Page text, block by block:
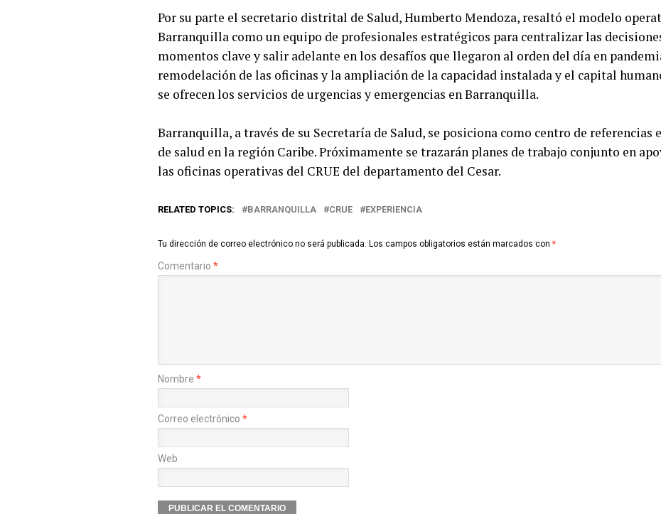
Por su parte el secretario distrital de Salud, Humberto Mendoza, resaltó el modelo
Barranquilla como un equipo de profesionales estratégicos para centralizar las
momentos clave y salir adelante en los desafíos que llegaron al orden del día en
remodelación de las oficinas y la ampliación de la capacidad instalada y el capital
se ofrecen los servicios de urgencias y emergencias en Barranquilla.
Barranquilla, a través de su Secretaría de Salud, se posiciona como centro de referencias
de salud en la región Caribe. Próximamente se trazarán planes de trabajo conjunto en
las oficinas operativas del CRUE del departamento del Cesar.
RELATED TOPICS: BARRANQUILLA CRUE EXPERIENCIA
Tu dirección de correo electrónico no será publicada. Los campos obligatorios están marcados con *
Comentario *
Nombre *
Correo electrónico *
Web